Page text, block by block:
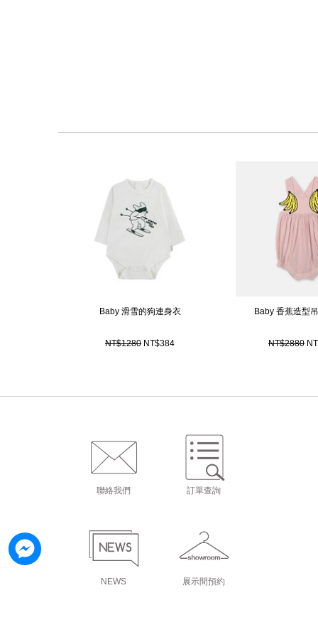
Baby 滑雪的狗連身衣
NT$1280 NT$384
Baby 香蕉造型
NT$2880
聯絡我們 訂單查詢
NEWS 展示間預約